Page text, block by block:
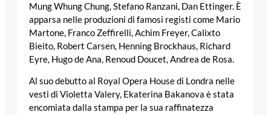
Mung Whung Chung, Stefano Ranzani, Dan Ettinger. È
apparsa nelle produzioni di famosi registi come Mario
Martone, Franco Zeffirelli, Achim Freyer, Calixto
Bieito, Robert Carsen, Henning Brockhaus, Richard
Eyre, Hugo de Ana, Renoud Doucet, Andrea de Rosa.
Al suo debutto al Royal Opera House di Londra nelle
vesti di Violetta Valery, Ekaterina Bakanova è stata
encomiata dalla stampa per la sua raffinatezza